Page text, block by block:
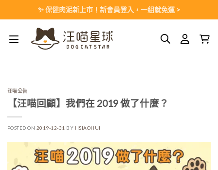
✨ 保健肉泥新上市！新會員登入，一組就免運 >
汪喵公告
【汪喵回顧】我們在 2019 做了什麼？
POSTED ON 2019-12-31 BY HSIAOHUI